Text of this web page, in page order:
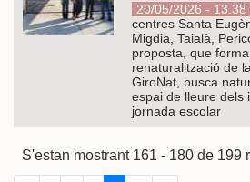
20/05/2026 - 13.38
centres Santa
Migdia, Taialà,
proposta, que
renaturalització de
GiroNat, busca
espai de lleure dels
jornada escolar
S'estan mostrant 161 - 180 de 199